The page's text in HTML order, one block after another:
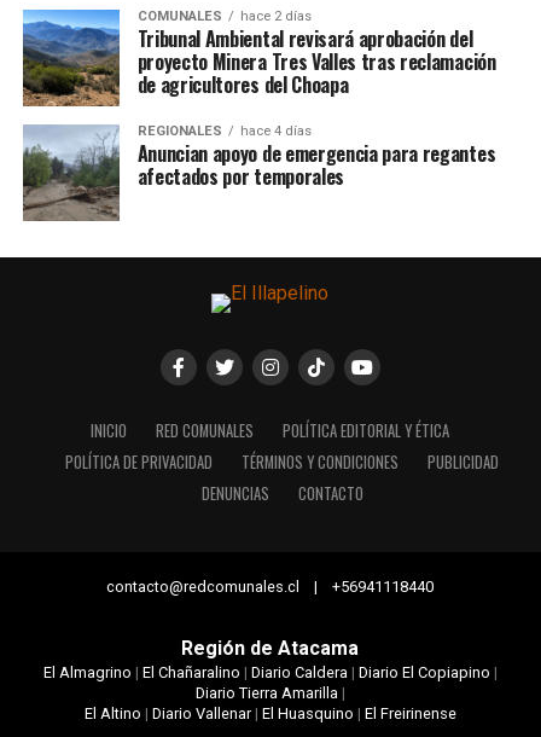
COMUNALES hace 2 días
Tribunal Ambiental revisará aprobación del
proyecto Minera Tres Valles tras reclamación
de agricultores del Choapa
REGIONALES hace 4 días
Anuncian apoyo de emergencia para regantes
afectados por temporales
INICIO RED COMUNALES
POLÍTICA EDITORIAL Y ÉTICA
POLÍTICA DE PRIVACIDAD
TÉRMINOS Y CONDICIONES
PUBLICIDAD
DENUNCIAS
CONTACTO
contacto@redcomunales.cl | +56941118440
Región de Atacama
El Almagrino | El Chañaralino | Diario Caldera| Diario El Copiapino |
Diario Tierra Amarilla|
El Altino | Diario Vallenar| El Huasquino | El Freirinense